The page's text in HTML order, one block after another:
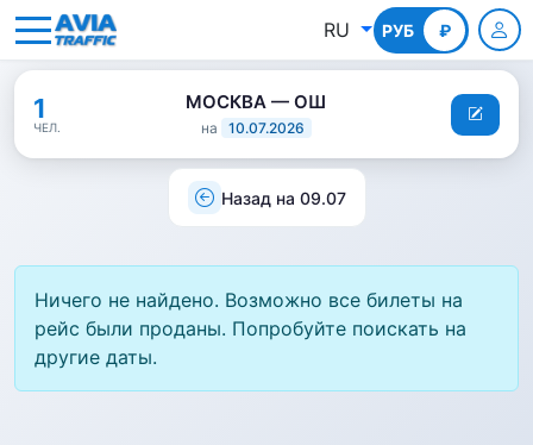
RU РУБ ₽
КГС
1
ЧЕЛ.
МОСКВА — ОШ
на 10.07.2026
Назад на 09.07
Ничего не найдено. Возможно все билеты на
рейс были проданы. Попробуйте поискать на
другие даты.